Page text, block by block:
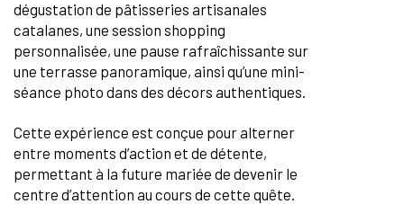
dégustation de pâtisseries artisanales
catalanes, une session shopping
personnalisée, une pause rafraîchissante sur
une terrasse panoramique, ainsi qu’une mini-
séance photo dans des décors authentiques.
Cette expérience est conçue pour alterner
entre moments d’action et de détente,
permettant à la future mariée de devenir le
centre d’attention au cours de cette quête.